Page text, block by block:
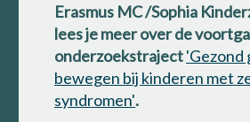
Erasmus MC /Sophia
lees je meer over de
onderzoekstraject'Gezond
bewegen bij kinderen met
syndromen'.